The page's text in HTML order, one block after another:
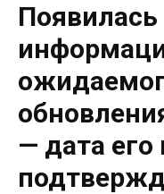
Появилась
— дата